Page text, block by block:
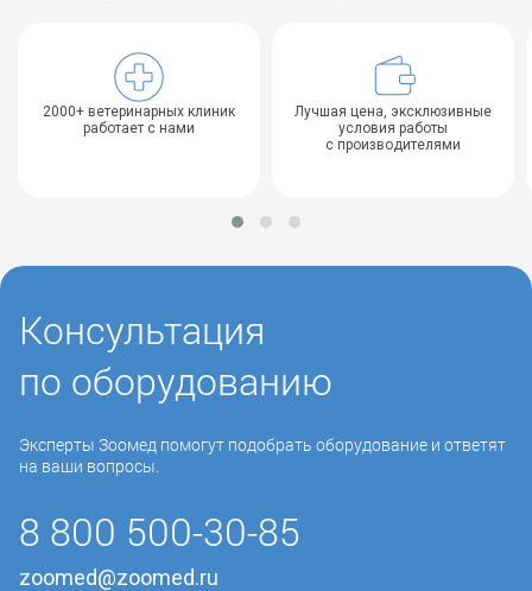
2000+ ветеринарных клиник
работает с нами
Лучшая цена, эксклюзивные
условия работы
с производителями
Консультация
по оборудованию
Эксперты Зоомед помогут подобрать оборудование и ответят
на ваши вопросы.
8 800 500-30-85
zoomed@zoomed.ru